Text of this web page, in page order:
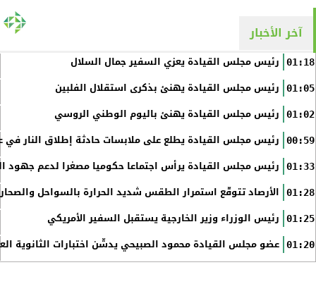
آخر الأخبار
01:18 رئيس مجلس القيادة يعزي السفير جمال السلال
01:05 رئيس مجلس القيادة يهنئ بذكرى استقلال الفلبين
01:02 رئيس مجلس القيادة يهنئ باليوم الوطني الروسي
00:59 رئيس مجلس القيادة يطلع على ملابسات حادثة إطلاق النار في
01:33 رئيس مجلس القيادة يرأس اجتماعا حكوميا مصغرا لدعم جهود
01:28 الأرصاد تتوقّع استمرار الطقس شديد الحرارة بالسواحل
01:25 رئيس الوزراء وزير الخارجية يستقبل السفير الأمريكي
01:20 عضو مجلس القيادة محمود الصبيحي يدشّن اختبارات الثانوية